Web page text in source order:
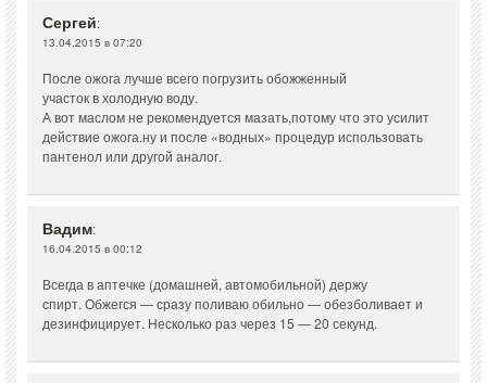
Сергей:
13.04.2015 в 07:20
После ожога лучше всего погрузить обожженный
участок в холодную воду.
А вот маслом не рекомендуется мазать,потому что это усилит
действие ожога.ну и после «водных» процедур использовать
пантенол или другой аналог.
Вадим:
16.04.2015 в 00:12
Всегда в аптечке (домашней, автомобильной) держу
спирт. Обжегся — сразу поливаю обильно — обезболивает и
дезинфицирует. Несколько раз через 15 — 20 секунд.